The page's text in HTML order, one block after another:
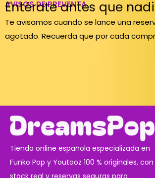
AVISOS DE PREVENTA
Entérate antes que
Te avisamos cuando se lance una
agotado. Recuerda que por cada
Tienda online española especializada en
Funko Pop y Youtooz 100 % originales, con
stock real y reservas seguras para